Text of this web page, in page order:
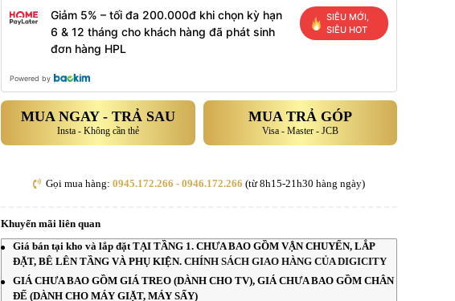
Giảm 5% – tối đa 200.000đ khi chọn kỳ hạn
6 & 12 tháng cho khách hàng đã phát sinh
đơn hàng HPL
SIÊU MỚI,
SIÊU HOT
Powered by
MUA NGAY - TRẢ SAU
Insta - Không cần thẻ
MUA TRẢ GÓP
Visa - Master - JCB
Gọi mua hàng: 0945.172.266 - 0946.172.266 (từ 8h15-21h30 hàng ngày)
Khuyến mãi liên quan
Giá bán tại kho và lắp đặt TẠI TẦNG 1. CHƯA BAO GỒM VẬN CHUYỂN, LẮP
ĐẶT, BÊ LÊN TẦNG VÀ PHỤ KIỆN. CHÍNH SÁCH GIAO HÀNG CỦA DIGICITY
GIÁ CHƯA BAO GỒM GIÁ TREO (DÀNH CHO TV), GIÁ CHƯA BAO GỒM CHÂN
ĐẾ (DÀNH CHO MÁY GIẶT, MÁY SẤY)